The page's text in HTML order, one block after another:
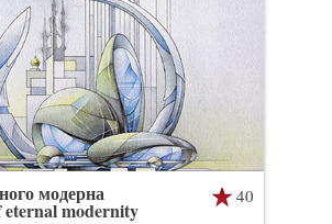
40
модерна
eternal modernity